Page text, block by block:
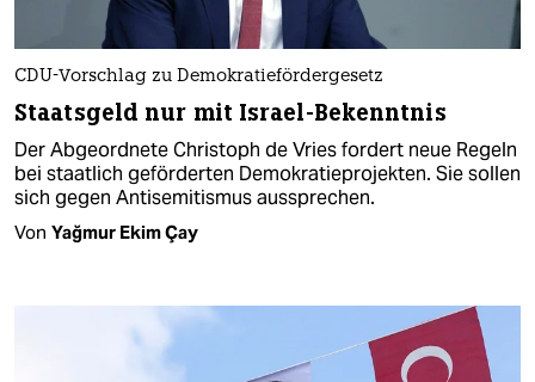
CDU-Vorschlag zu Demokratiefördergesetz
Staatsgeld nur mit Israel-Bekenntnis
Der Abgeordnete Christoph de Vries fordert neue Regeln
bei staatlich geförderten Demokratieprojekten. Sie sollen
sich gegen Antisemitismus aussprechen.
Von Yağmur Ekim Çay